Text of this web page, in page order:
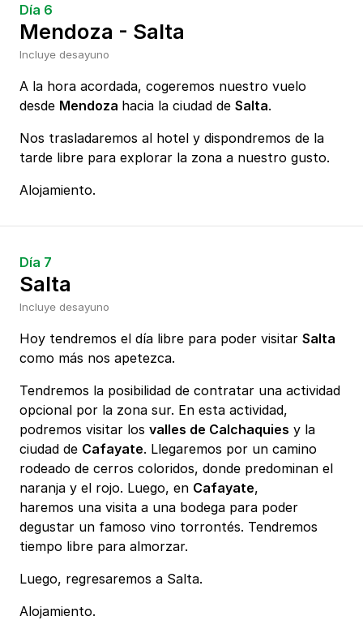
Día 6
Mendoza - Salta
Incluye desayuno
A la hora acordada, cogeremos nuestro vuelo
desde Mendoza hacia la ciudad de Salta.
Nos trasladaremos al hotel y dispondremos de la
tarde libre para explorar la zona a nuestro gusto.
Alojamiento.
Día 7
Salta
Incluye desayuno
Hoy tendremos el día libre para poder visitar Salta
como más nos apetezca.
Tendremos la posibilidad de contratar una actividad
opcional por la zona sur. En esta actividad,
podremos visitar los valles de Calchaquies y la
ciudad de Cafayate. Llegaremos por un camino
rodeado de cerros coloridos, donde predominan el
naranja y el rojo. Luego, en Cafayate,
haremos una visita a una bodega para poder
degustar un famoso vino torrontés. Tendremos
tiempo libre para almorzar.
Luego, regresaremos a Salta.
Alojamiento.